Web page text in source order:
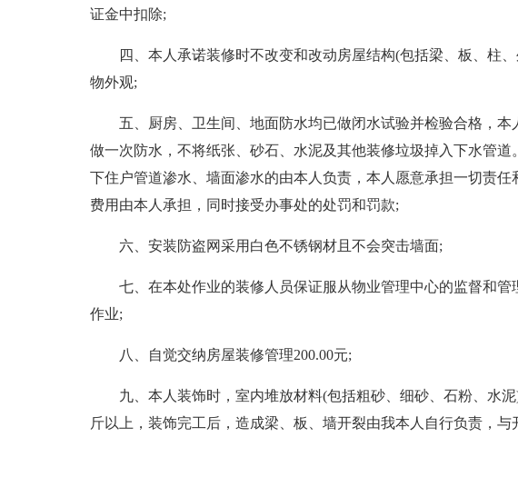
证金中扣除;
四、本人承诺装修时不改变和改动房屋结构(包括梁、板、柱
物外观;
五、厨房、卫生间、地面防水均已做闭水试验并检验合格，
做一次防水，不将纸张、砂石、水泥及其他装修垃圾掉入下水管
下住户管道渗水、墙面渗水的由本人负责，本人愿意承担一切责
费用由本人承担，同时接受办事处的处罚和罚款;
六、安装防盗网采用白色不锈钢材且不会突击墙面;
七、在本处作业的装修人员保证服从物业管理中心的监督和
作业;
八、自觉交纳房屋装修管理200.00元;
九、本人装饰时，室内堆放材料(包括粗砂、细砂、石粉、水
斤以上，装饰完工后，造成梁、板、墙开裂由我本人自行负责，与